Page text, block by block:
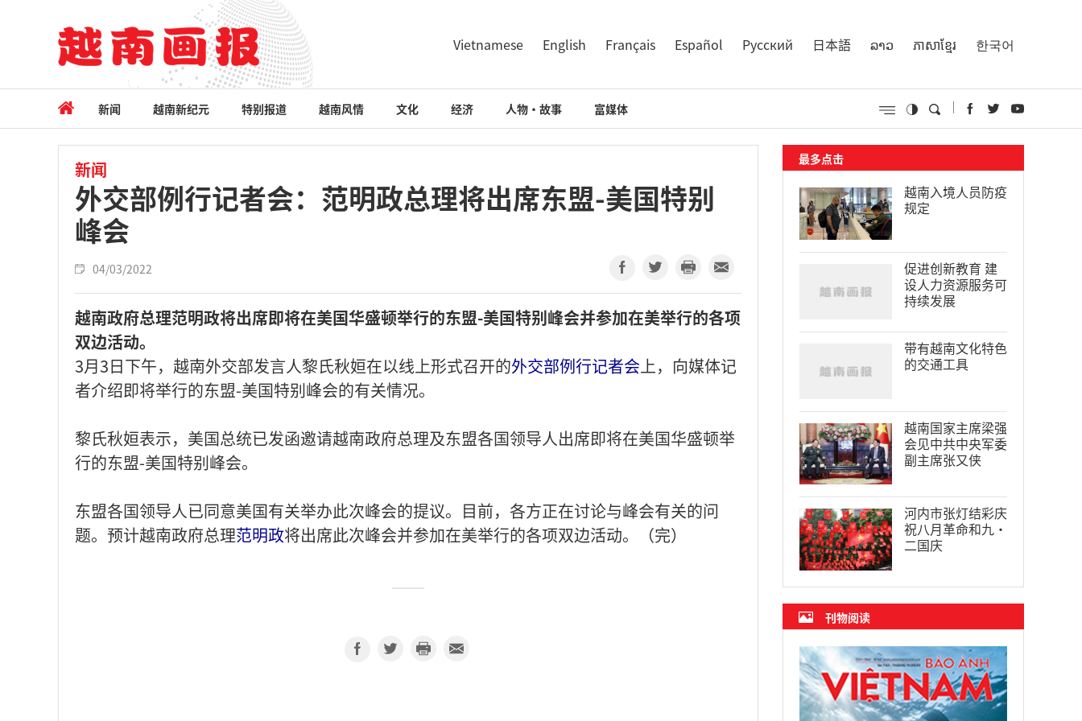
Vietnamese English Français Español Русский 日本語 ລາວ ភាសាខ្មែរ 한국어
新闻 越南新纪元 特别报道 越南风情 文化 经济 人物·故事 富媒体
新闻
外交部例行记者会：范明政总理将出席东盟-美国特别
峰会
04/03/2022
越南政府总理范明政将出席即将在美国华盛顿举行的东盟-美国特别峰会并参加在美举行的各项
双边活动。
3月3日下午，越南外交部发言人黎氏秋姮在以线上形式召开的外交部例行记者会上，向媒体记
者介绍即将举行的东盟-美国特别峰会的有关情况。
黎氏秋姮表示，美国总统已发函邀请越南政府总理及东盟各国领导人出席即将在美国华盛顿举
行的东盟-美国特别峰会。
东盟各国领导人已同意美国有关举办此次峰会的提议。目前，各方正在讨论与峰会有关的问
题。预计越南政府总理范明政将出席此次峰会并参加在美举行的各项双边活动。（完）
最多点击
越南入境人员防疫
规定
促进创新教育 建
设人力资源服务可
持续发展
带有越南文化特色
的交通工具
越南国家主席梁强
会见中共中央军委
副主席张又侠
河内市张灯结彩庆
祝八月革命和九·
二国庆
刊物阅读